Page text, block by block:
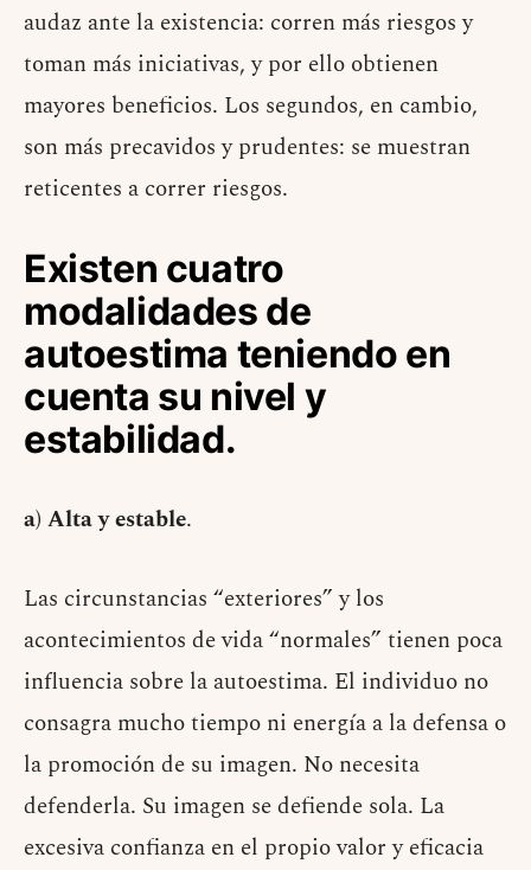
audaz ante la existencia: corren más riesgos y
toman más iniciativas, y por ello obtienen
mayores beneficios. Los segundos, en cambio,
son más precavidos y prudentes: se muestran
reticentes a correr riesgos.
Existen cuatro
modalidades de
autoestima teniendo en
cuenta su nivel y
estabilidad.
a) Alta y estable.
Las circunstancias “exteriores” y los
acontecimientos de vida “normales” tienen poca
influencia sobre la autoestima. El individuo no
consagra mucho tiempo ni energía a la defensa o
la promoción de su imagen. No necesita
defenderla. Su imagen se defiende sola. La
excesiva confianza en el propio valor y eficacia